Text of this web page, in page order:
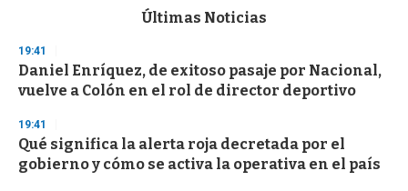
d
s
o
f
3
s
c
Últimas Noticias
19:41
Daniel Enríquez, de exitoso pasaje por Nacional,
vuelve a Colón en el rol de director deportivo
19:41
Qué significa la alerta roja decretada por el
gobierno y cómo se activa la operativa en el país